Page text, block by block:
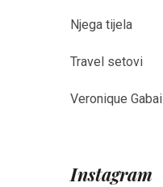
Njega tijela
Travel setovi
Veronique Gabai
Instagram